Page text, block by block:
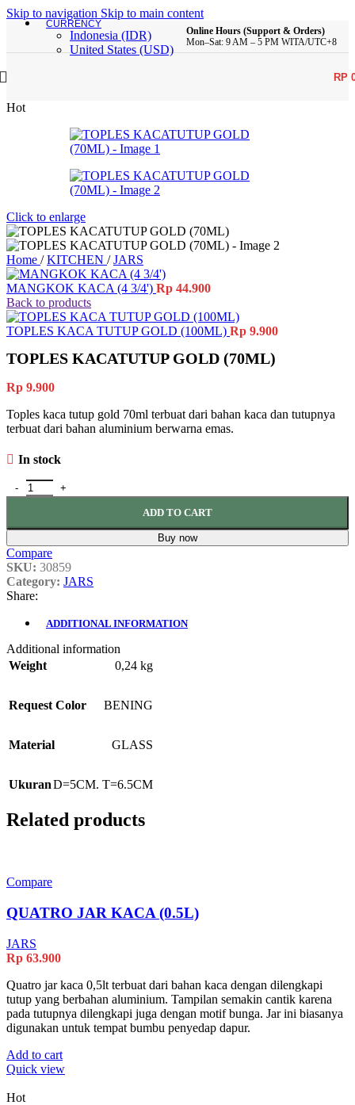
Skip to navigation Skip to main content
CURRENCY
Indonesia (IDR)
United States (USD)
Online Hours (Support & Orders)
Mon–Sat: 9 AM – 5 PM WITA/UTC+8
RP
Hot
Click to enlarge
Home / KITCHEN / JARS
MANGKOK KACA (4 3/4') Rp 44.900
Back to products
TOPLES KACA TUTUP GOLD (100ML) Rp 9.900
TOPLES KACATUTUP GOLD (70ML)
Rp 9.900
Toples kaca tutup gold 70ml terbuat dari bahan kaca dan tutupnya
terbuat dari bahan aluminium berwarna emas.
In stock
TOPLES KACATUTUP GOLD (70ML) quantity
ADD TO CART
Buy now
Compare
SKU: 30859
Category: JARS
Share:
ADDITIONAL INFORMATION
Additional information
Weight
0,24 kg
Request Color BENING
Material GLASS
UkuranD=5CM. T=6.5CM
Related products
Compare
QUATRO JAR KACA (0.5L)
JARS
Rp 63.900
Quatro jar kaca 0,5lt terbuat dari bahan kaca dengan dilengkapi
tutup yang berbahan aluminium. Tampilan semakin cantik karena
pada tutupnya dilengkapi juga dengan motif bunga. Jar ini biasanya
digunakan untuk tempat bumbu penyedap dapur.
Add to cart
Quick view
Hot